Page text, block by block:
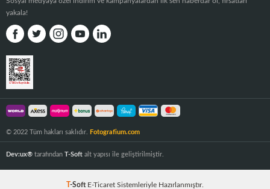
yakala!
© 2022 Tüm hakları saklıdır. Fotografium.com
Dev:ux® tarafından T-Soft alt yapısı ile geliştirilmiştir.
T-Soft E-Ticaret Sistemleriyle Hazırlanmıştır.